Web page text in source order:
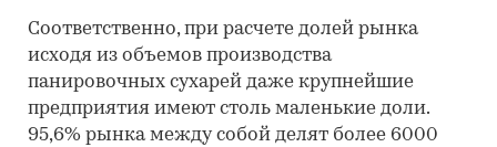
Соответственно, при расчете долей рынка
исходя из объемов производства
панировочных сухарей даже крупнейшие
предприятия имеют столь маленькие доли.
95,6% рынка между собой делят более 6000